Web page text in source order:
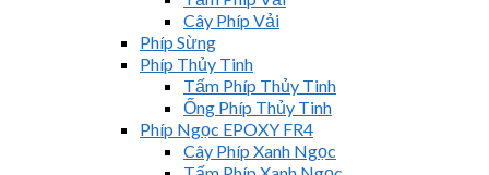
Cây Phíp Vải
Phíp Sừng
Phíp Thủy Tinh
Tấm Phíp Thủy Tinh
Ống Phíp Thủy Tinh
Phíp Ngọc EPOXY FR4
Cây Phíp Xanh Ngọc